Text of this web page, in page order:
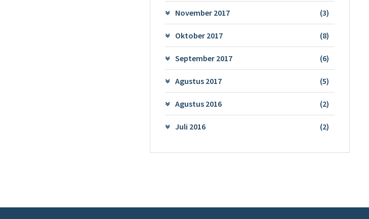
November 2017 (3)
Oktober 2017 (8)
September 2017 (6)
Agustus 2017 (5)
Agustus 2016 (2)
Juli 2016 (2)